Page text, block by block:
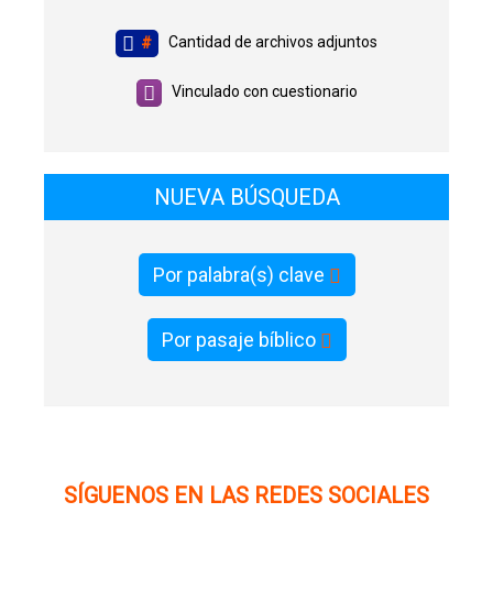
# Cantidad de archivos adjuntos
Vinculado con cuestionario
NUEVA BÚSQUEDA
Por palabra(s) clave
Por pasaje bíblico
SÍGUENOS EN LAS REDES SOCIALES